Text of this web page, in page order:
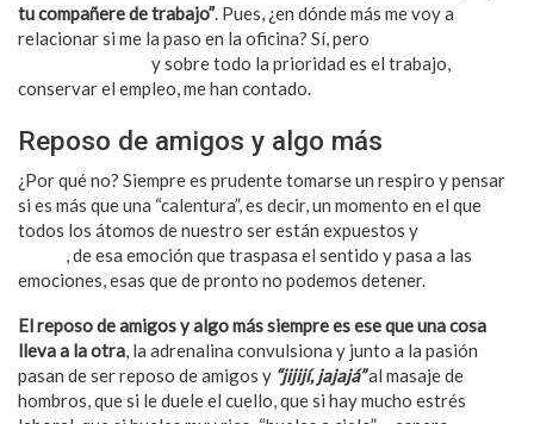
tu compañere de trabajo”. Pues, ¿en dónde más me voy a
relacionar si me la paso en la oficina? Sí, pero
y sobre todo la prioridad es el trabajo,
conservar el empleo, me han contado.
Reposo de amigos y algo más
¿Por qué no? Siempre es prudente tomarse un respiro y pensar
si es más que una “calentura”, es decir, un momento en el que
todos los átomos de nuestro ser están expuestos y
, de esa emoción que traspasa el sentido y pasa a las
emociones, esas que de pronto no podemos detener.
El reposo de amigos y algo más siempre es ese que una cosa
lleva a la otra, la adrenalina convulsiona y junto a la pasión
pasan de ser reposo de amigos y “jijijí, jajajá”al masaje de
hombros, que si le duele el cuello, que si hay mucho estrés